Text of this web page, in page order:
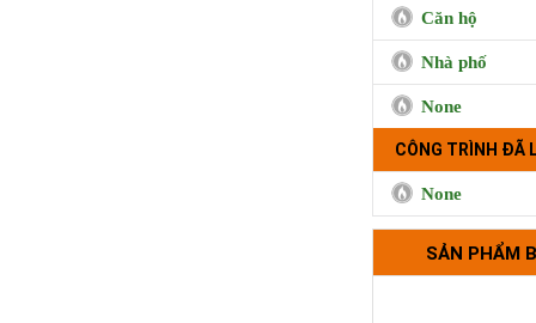
Căn hộ
Nhà phố
None
CÔNG TRÌNH ĐÃ
None
SẢN PHẨM
Bộ tựa lưng